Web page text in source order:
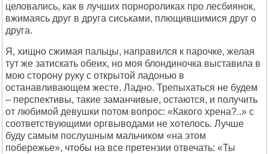
целовались, как в лучших порнороликах про лесбиянок,
вжимаясь друг в друга сиськами, плющившимися друг о
друга.
Я, хищно сжимая пальцы, направился к парочке, желая
тут же затискать обеих, но моя блондиночка выставила в
мою сторону руку с открытой ладонью в
останавливающем жесте. Ладно. Трепыхаться не будем
– перспективы, такие заманчивые, остаются, и получить
от любимой девушки потом вопрос: «Какого хрена?..» с
соответствующими оргвыводами не хотелось. Лучше
буду самым послушным мальчиком «на этом
побережье», чтобы на все претензии отвечать: «Ты